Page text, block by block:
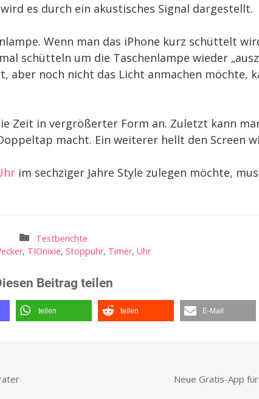
es durch ein akustisches Signal dargestellt.
Wenn man das iPhone kurz schüttelt
schütteln um die Taschenlampe wieder
aber noch nicht das Licht anmachen möchte,
Zeit in vergrößerter Form an. Zuletzt kann
macht. Ein weiterer hellt den Screen
im sechziger Jahre Style zulegen möchte,
Testberichte
, TIOnixie, Stoppuhr, Timer, Uhr
Beitrag teilen
teilen teilen E-Mail
Neue Gratis-App